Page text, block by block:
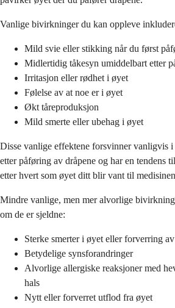
Vanlige bivirkninger du kan oppleve
Mild svie eller stikking når du først
Midlertidig tåkesyn umiddelbart etter
Irritasjon eller rødhet i øyet
Følelse av at noe er i øyet
Økt tåreproduksjon
Mild smerte eller ubehag i øyet
Disse vanlige effektene forsvinner vanligvis
etter påføring av dråpene og har en tendens
etter hvert som øyet ditt blir vant til
Mindre vanlige, men mer alvorlige
om de er sjeldne:
Sterke smerter i øyet eller forverring
Betydelige synsforandringer
Alvorlige allergiske reaksjoner med
hals
Nytt eller forverret utflod fra øyet